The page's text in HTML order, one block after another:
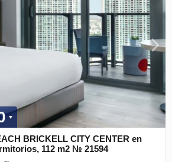
BRICKELL CITY CENTER en
112 m2 № 21594